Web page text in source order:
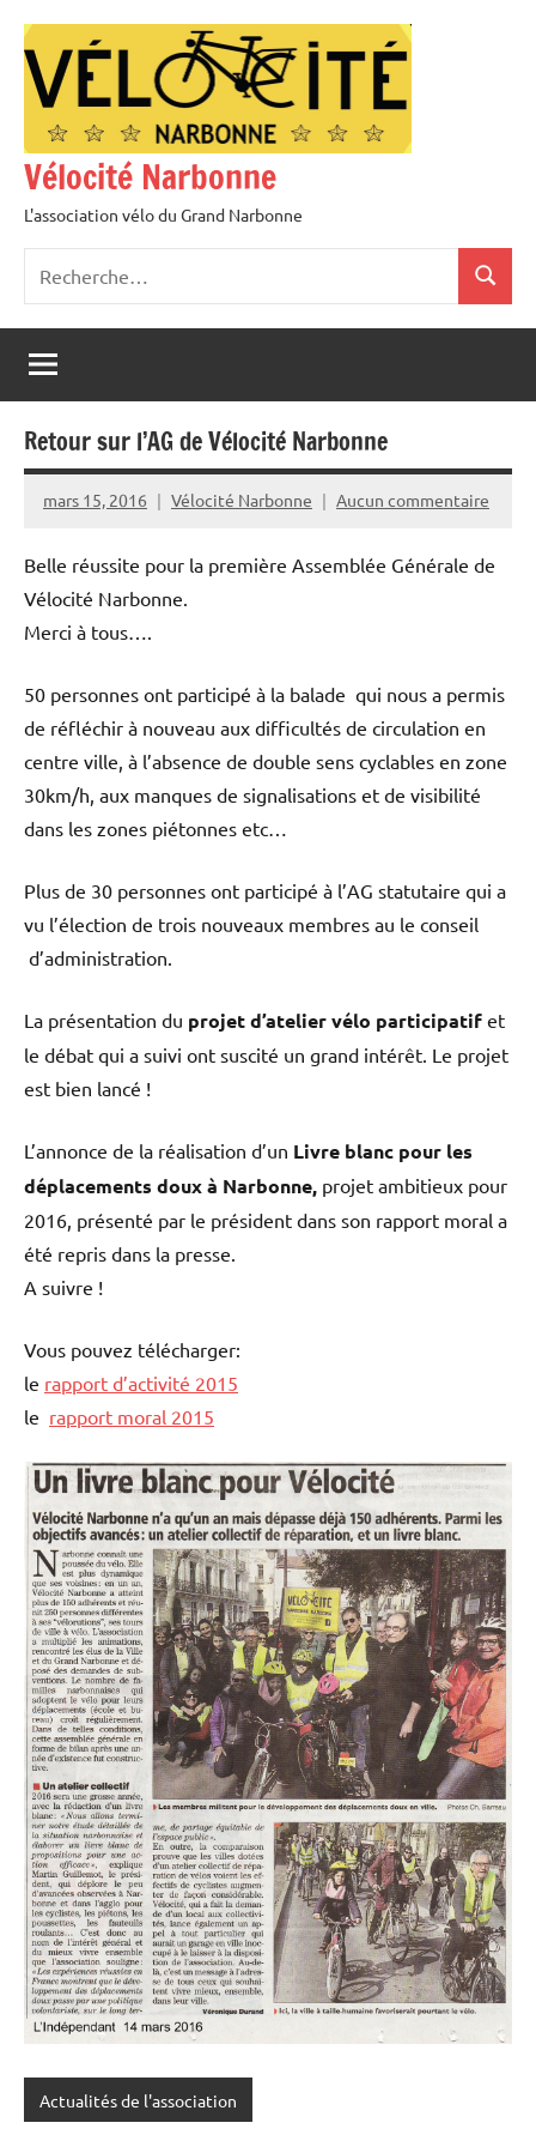
contenu
Vélocité Narbonne
L'association vélo du Grand Narbonne
:
Retour sur l’AG de Vélocité Narbonne
mars 15, 2016 Vélocité Narbonne Aucun commentaire
Belle réussite pour la première Assemblée Générale de
Vélocité Narbonne.
Merci à tous….
50 personnes ont participé à la balade qui nous a permis
de réfléchir à nouveau aux difficultés de circulation en
centre ville, à l’absence de double sens cyclables en zone
30km/h, aux manques de signalisations et de visibilité
dans les zones piétonnes etc…
Plus de 30 personnes ont participé à l’AG statutaire qui a
vu l’élection de trois nouveaux membres au le conseil
d’administration.
La présentation du projet d’atelier vélo participatif et
le débat qui a suivi ont suscité un grand intérêt. Le projet
est bien lancé !
L’annonce de la réalisation d’un Livre blanc pour les
déplacements doux à Narbonne, projet ambitieux pour
2016, présenté par le président dans son rapport moral a
été repris dans la presse.
A suivre !
Vous pouvez télécharger:
le rapport d’activité 2015
le rapport moral 2015
Actualités de l'association